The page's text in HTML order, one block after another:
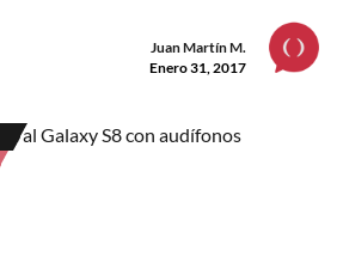
Juan Martín M.
Enero 31, 2017